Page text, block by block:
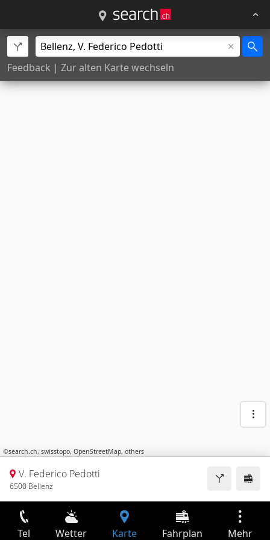
Feedback | Zur alten Karte wechseln
©search.ch, swisstopo, OpenStreetMap, others
V. Federico Pedotti
6500 Bellenz
Tel Wetter Karte Fahrplan Mehr